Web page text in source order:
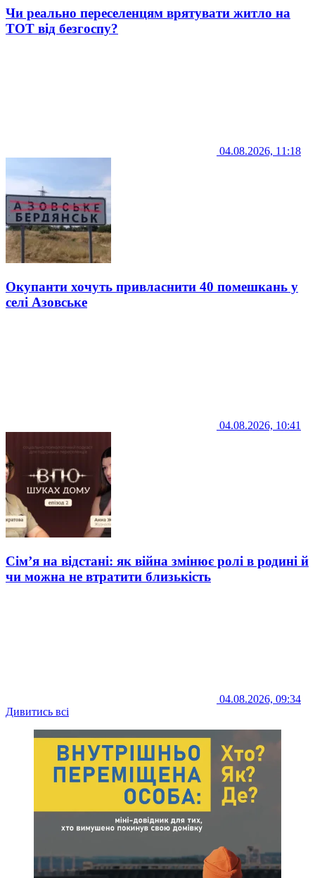
Чи реально переселенцям врятувати житло на
ТОТ від безгоспу?
04.08.2026, 11:18
Окупанти хочуть привласнити 40 помешкань у
селі Азовське
04.08.2026, 10:41
Сім’я на відстані: як війна змінює ролі в родині й
чи можна не втратити близькість
04.08.2026, 09:34
Дивитись всі